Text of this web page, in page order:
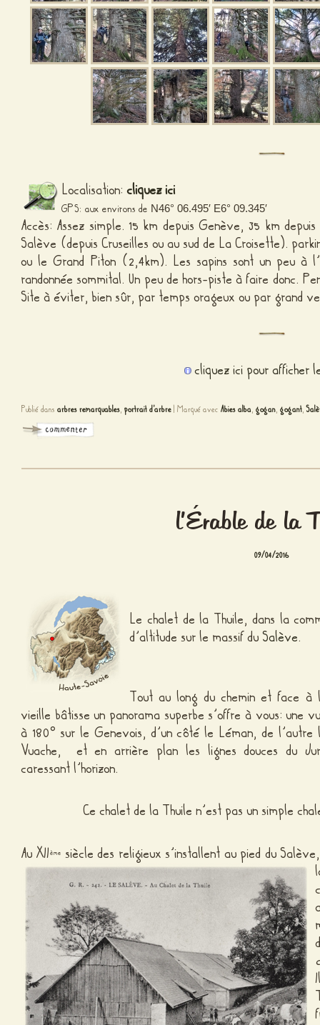
Localisation:cliquez ici
GPS: aux environs de N46° 06.495′ E6° 09.345′
Accès: Assez simple. 15 km depuis Genève, 35 km
Salève (depuis Cruseilles ou au sud de La Croisette).
ou le Grand Piton (2,4km). Les sapins sont un peu à
randonnée sommital. Un peu de hors-piste à faire donc.
Site à éviter, bien sûr, par temps orageux ou par grand
cliquez ici pour afficher
Publié dans arbres remarquables, portrait d'arbre Marqué avec Abies alba, gogan, gogant,
l’Érable de la
09/04/2016
Le chalet de la Thuile, dans la
d’altitude sur le massif duSalève.
Tout au long du chemin et face à
vieille bâtisse un panorama superbe s’offre à vous: une
à 180° sur le Genevois, d’un côté le Léman, de l’autre
Vuache, et en arrière plan les lignes douces du
caressant l’horizon.
Ce chalet de la Thuile n’est pas un simple
Au XIIème siècle des religieux s’installent au pied du